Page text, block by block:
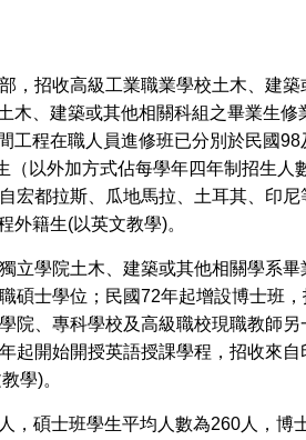
招收高級工業職業學校土木、建
木、建築或其他相關科組之畢業生
工程在職人員進修班已分別於民國
以外加方式佔每學年四年制招生
宏都拉斯、瓜地馬拉、土耳其、印
外籍生(以英文教學)。
學院土木、建築或其他相關學系
碩士學位；民國72年起增設博士班
院、專科學校及高級職校現職教師
開始開授英語授課學程，招收來自
學)。
碩士班學生平均人數為260人，博